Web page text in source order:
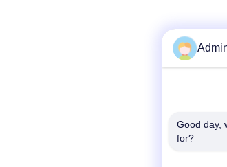
Good day,
for?